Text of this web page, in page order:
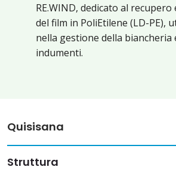
RE.WIND, dedicato al
del film in PoliEtilene (LD-PE),
nella gestione della biancheria
indumenti.
Quisisana
Struttura